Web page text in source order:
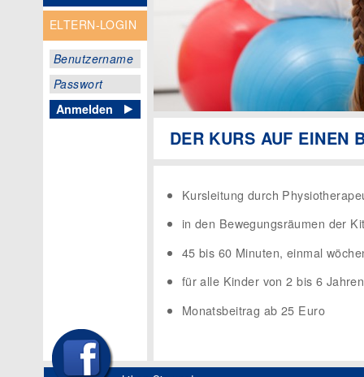
DER KURS AUF EINEN
Kursleitung durch
in den Bewegungsräumen der
45 bis 60 Minuten, einmal
für alle Kinder von 2 bis 6 Jahren
Monatsbeitrag ab 25 Euro
ELTERN-LOGIN
Benutzername
Passwort